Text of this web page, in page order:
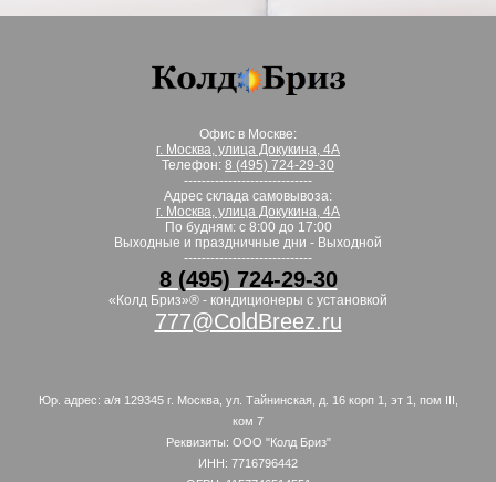
Офис в Москве:
г. Москва, улица Докукина, 4А
Телефон: 8 (495) 724-29-30
-----------------------------
Адрес склада самовывоза:
г. Москва, улица Докукина, 4А
По будням: с 8:00 до 17:00
Выходные и праздничные дни - Выходной
-----------------------------
8 (495) 724-29-30
«Колд Бриз»® - кондиционеры с установкой
777@ColdBreez.ru
Юр. адрес: а/я 129345 г. Москва, ул. Тайнинская, д. 16 корп 1, эт 1, пом III,
ком 7
Реквизиты: ООО "Колд Бриз"
ИНН: 7716796442